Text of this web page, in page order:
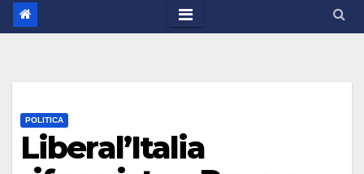
POLITICA
Liberal’Italia